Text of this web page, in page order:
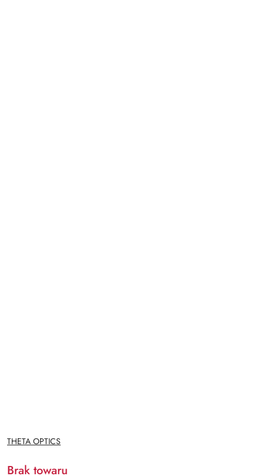
NAZWA
PRODUCENTA:
THETA OPTICS
Brak towaru